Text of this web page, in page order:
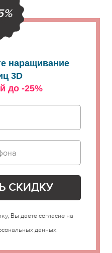
наращивание
3D
до -25%
Вы даете согласие на
данных.